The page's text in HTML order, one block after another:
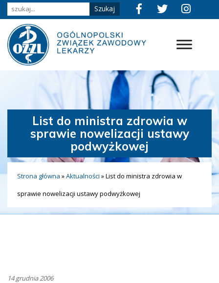
List do ministra zdrowia w
sprawie nowelizacji ustawy
podwyżkowej
Strona główna »Aktualności »List do ministra zdrowia w
sprawie nowelizacji ustawy podwyżkowej
14 grudnia 2006